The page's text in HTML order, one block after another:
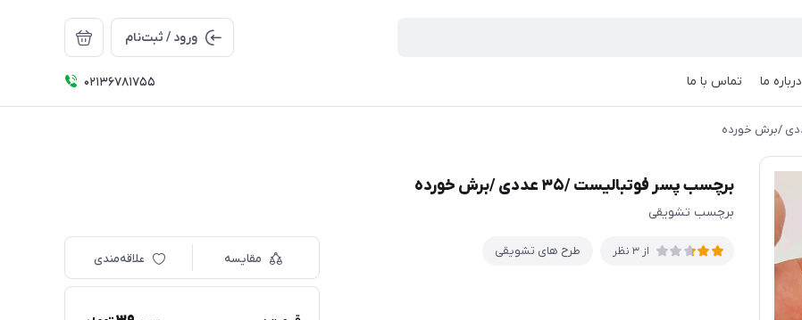
ورود / ثبت‌نام
درباره ما تماس با ما 02136781755
برچسب پسر فوتبالیست /۳۵ عددی /برش خورده
برچسب تشویقی
از 3 نظر طرح های تشویقی
مقایسه علاقه‌مندی